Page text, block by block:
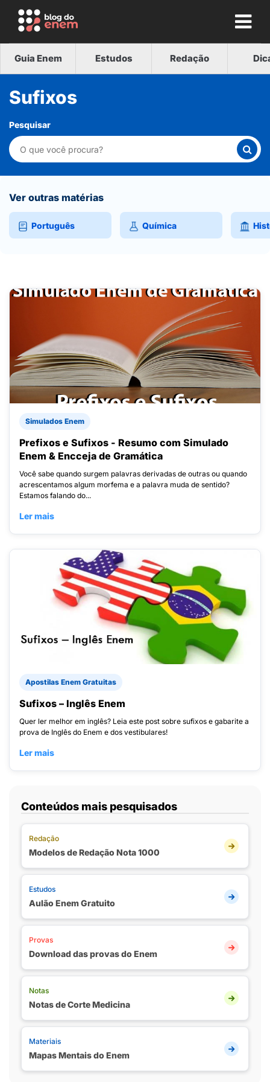
Guia Enem Estudos Redação
Sufixos
Pesquisar
Ver outras matérias
Português Química
Simulados Enem
Prefixos e Sufixos - Resumo com Simulado
Enem & Encceja de Gramática
Você sabe quando surgem palavras derivadas de outras ou quando
acrescentamos algum morfema e a palavra muda de sentido?
Estamos falando do...
Ler mais
Apostilas Enem Gratuitas
Sufixos – Inglês Enem
Quer ler melhor em inglês? Leia este post sobre sufixos e gabarite a
prova de Inglês do Enem e dos vestibulares!
Ler mais
Conteúdos mais pesquisados
Redação
Modelos de Redação Nota 1000
Estudos
Aulão Enem Gratuito
Provas
Download das provas do Enem
Notas
Notas de Corte Medicina
Materiais
Mapas Mentais do Enem